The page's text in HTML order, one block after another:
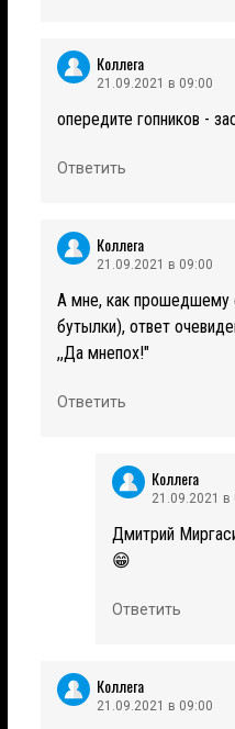
Коллега
21.09.2021 в 09:00
опередите гопников -
Ответить
Коллега
21.09.2021 в 09:00
А мне, как прошедшему
бутылки), ответ
,,Да мнепох!"
Ответить
Коллега
21.09.2021 в
Дмитрий
😁
Ответить
Коллега
21.09.2021 в 09:00